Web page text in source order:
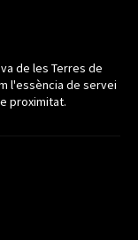
de les Terres de
l'essència de servei
proximitat.